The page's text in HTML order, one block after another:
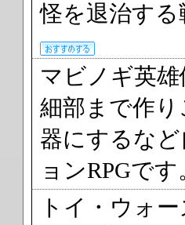
怪を退治す
マビノギ英
細部まで作
器にするな
ョンRPGで
トイ・ウォ